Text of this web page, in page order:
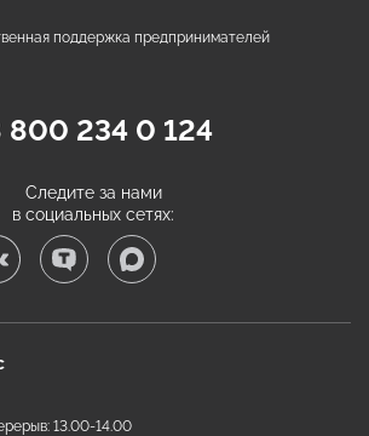
поддержка предпринимателей
800 234 0 124
Следите за нами
в социальных сетях:
13.00-14.00